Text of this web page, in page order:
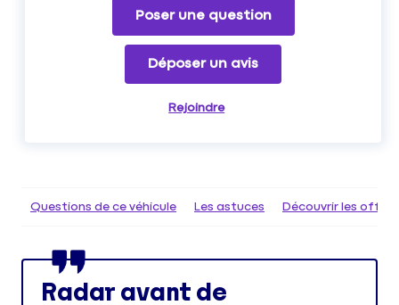
Poser une question
Déposer un avis
Rejoindre
Questions de ce véhicule Les astuces Découvrir les
Radar avant de